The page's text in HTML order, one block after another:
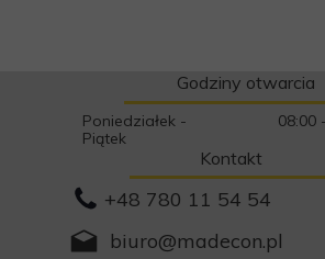
Kontakt
+48 780 11 54 54
biuro@madecon.pl
Godziny otwarcia
Poniedziałek -
Piątek
08:00